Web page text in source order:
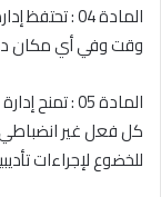
المادة 04 :
وقت وفي أي مكان
المادة 05 :
كل فعل غير
للخضوع لإجراءات